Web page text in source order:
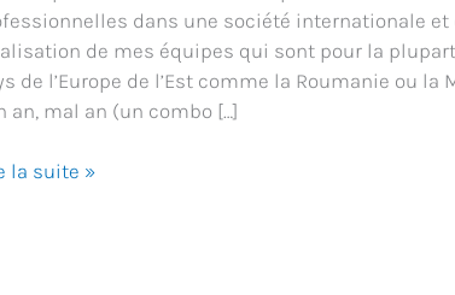
dans une société internationale et
de mes équipes qui sont pour la
de l’Europe de l’Est comme la Roumanie ou la
an, mal an (un combo […]
la suite »